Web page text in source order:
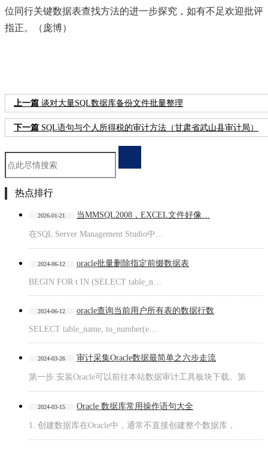
位同行关键数据表查找方法的进一步探究，如有不足欢迎批评
指正。（庞博）
上一篇 谈对大量SQL数据库备份文件批量整理
下一篇 SQL语句与个人所得税的审计方法（甘肃省武山县审计局）
热点排行
2026-01-21 当MMSQL2008，EXCEL文件好像…
在SQL Server Management Studio中…
2024-06-12 oracle批量删除指定前缀数据表
BEGIN FOR t IN (SELECT table_n…
2024-06-12 oracle查询当前用户所有表的数据行数
SELECT table_name, to_number(e…
2024-03-26 审计采集Oracle数据最简单之六步走流
第一步.安装Oracle可以前往本站数据审计工具板块下载。第
2024-03-15 Oracle 数据库常用操作语句大全
1. 创建数据库在Oracle中，通常不直接创建整个数据库，